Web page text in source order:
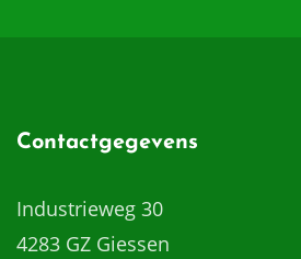
Contactgegevens
Industrieweg 30
4283 GZ Giessen